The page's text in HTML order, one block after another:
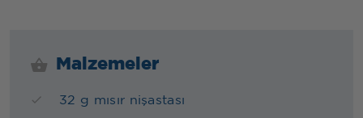
Malzemeler
32 g mısır nişastası